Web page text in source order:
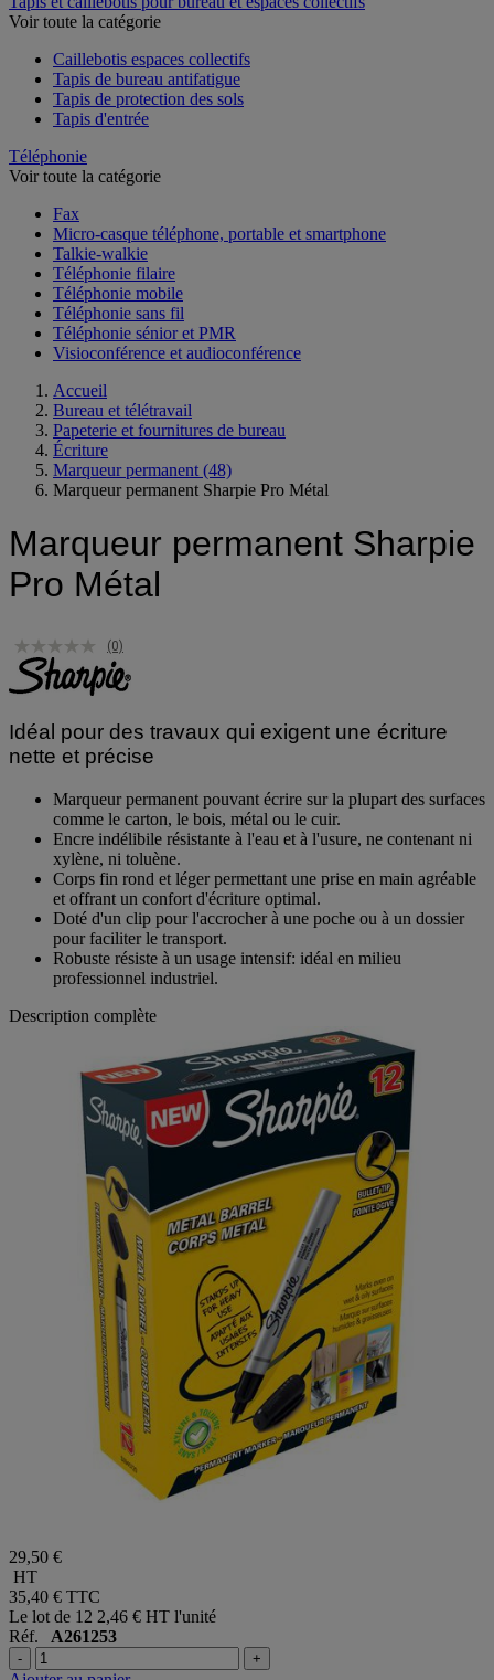
Voir toute la catégorie
Caillebotis espaces collectifs
Tapis de bureau antifatigue
Tapis de protection des sols
Tapis d'entrée
Téléphonie
Voir toute la catégorie
Fax
Micro-casque téléphone, portable et smartphone
Talkie-walkie
Téléphonie filaire
Téléphonie mobile
Téléphonie sans fil
Téléphonie sénior et PMR
Visioconférence et audioconférence
Accueil
Bureau et télétravail
Papeterie et fournitures de bureau
Écriture
Marqueur permanent (48)
Marqueur permanent Sharpie Pro Métal
Marqueur permanent Sharpie
Pro Métal
(0)
Idéal pour des travaux qui exigent une écriture
nette et précise
Marqueur permanent pouvant écrire sur la plupart des surfaces
comme le carton, le bois, métal ou le cuir.
Encre indélibile résistante à l'eau et à l'usure, ne contenant ni
xylène, ni toluène.
Corps fin rond et léger permettant une prise en main agréable
et offrant un confort d'écriture optimal.
Doté d'un clip pour l'accrocher à une poche ou à un dossier
pour faciliter le transport.
Robuste résiste à un usage intensif: idéal en milieu
professionnel industriel.
Description complète
29,50 €
HT
35,40 € TTC
Le lot de 12 2,46 € HT l'unité
Réf. A261253
- +